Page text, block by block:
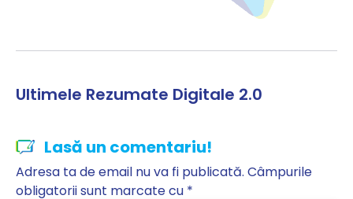
Ultimele Rezumate Digitale 2.0
Lasă un comentariu!
Adresa ta de email nu va fi publicată. Câmpurile
obligatorii sunt marcate cu *